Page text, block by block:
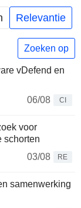
Relevantie
Zoeken op
vDefend en
06/08
CI
voor
schorten
03/08
RE
samenwerking